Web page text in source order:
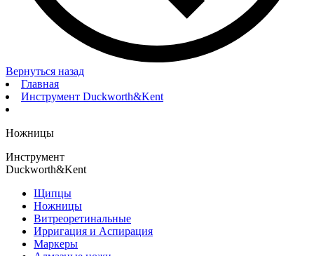
Вернуться назад
Главная
Инструмент Duckworth&Kent
Ножницы
Инструмент
Duckworth&Kent
Щипцы
Ножницы
Витреоретинальные
Ирригация и Аспирация
Маркеры